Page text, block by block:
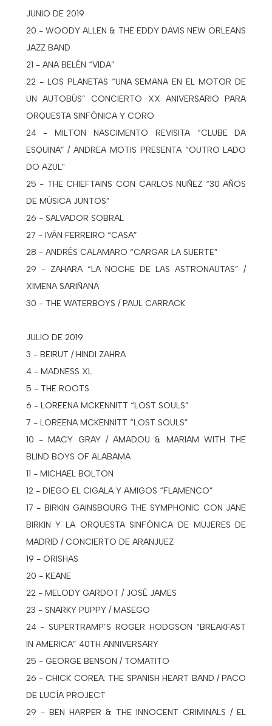
JUNIO DE 2019
20 - WOODY ALLEN & THE EDDY DAVIS NEW ORLEANS
JAZZ BAND
21 - ANA BELÉN “VIDA”
22 - LOS PLANETAS “UNA SEMANA EN EL MOTOR DE
UN AUTOBÚS” CONCIERTO XX ANIVERSARIO PARA
ORQUESTA SINFÓNICA Y CORO
24 - MILTON NASCIMENTO REVISITA “CLUBE DA
ESQUINA” / ANDREA MOTIS PRESENTA “OUTRO LADO
DO AZUL"
25 - THE CHIEFTAINS CON CARLOS NUÑEZ “30 AÑOS
DE MÚSICA JUNTOS”
26 - SALVADOR SOBRAL
27 - IVÁN FERREIRO “CASA”
28 - ANDRÉS CALAMARO “CARGAR LA SUERTE”
29 - ZAHARA “LA NOCHE DE LAS ASTRONAUTAS” /
XIMENA SARIÑANA
30 - THE WATERBOYS / PAUL CARRACK
JULIO DE 2019
3 - BEIRUT / HINDI ZAHRA
4 - MADNESS XL
5 - THE ROOTS
6 - LOREENA MCKENNITT “LOST SOULS”
7 - LOREENA MCKENNITT “LOST SOULS”
10 - MACY GRAY / AMADOU & MARIAM WITH THE
BLIND BOYS OF ALABAMA
11 - MICHAEL BOLTON
12 - DIEGO EL CIGALA Y AMIGOS “FLAMENCO”
17 - BIRKIN GAINSBOURG THE SYMPHONIC CON JANE
BIRKIN Y LA ORQUESTA SINFÓNICA DE MUJERES DE
MADRID / CONCIERTO DE ARANJUEZ
19 - ORISHAS
20 - KEANE
22 - MELODY GARDOT / JOSÉ JAMES
23 - SNARKY PUPPY / MASEGO
24 - SUPERTRAMP’S ROGER HODGSON “BREAKFAST
IN AMERICA” 40TH ANNIVERSARY
25 - GEORGE BENSON / TOMATITO
26 - CHICK COREA: THE SPANISH HEART BAND / PACO
DE LUCÍA PROJECT
29 - BEN HARPER & THE INNOCENT CRIMINALS / EL